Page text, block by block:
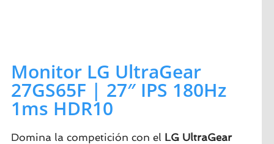
Monitor LG UltraGear
27GS65F | 27″ IPS 180Hz
1ms HDR10
Domina la competición con el LG UltraGear